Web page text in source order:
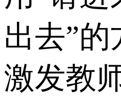
出去”的
激发教